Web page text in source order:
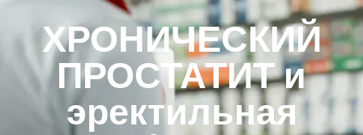
ХРОНИЧЕСКИЙ
ПРОСТАТИТ и
эректильная